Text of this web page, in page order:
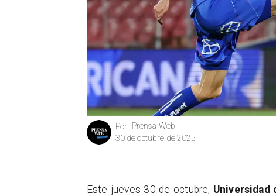
Prensa Web
Por
30 de octubre de 2025
Este jueves 30 de octubre, Universidad